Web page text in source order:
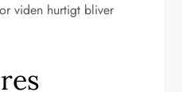
viden hurtigt bliver